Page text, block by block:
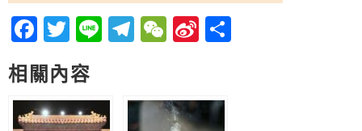
Facebook
Twitter
LineTelegram
WeChat
Sina
相關內容